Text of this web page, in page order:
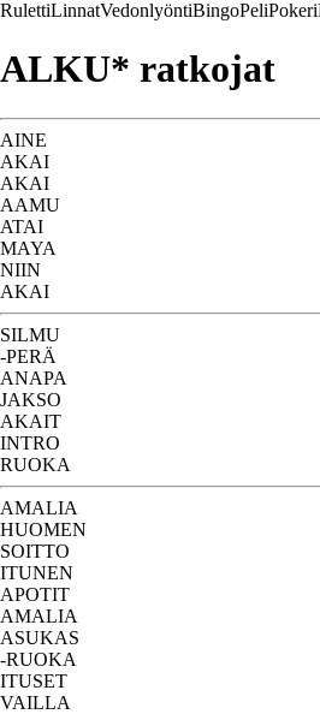
RulettiLinnatVedonlyöntiBingoPeliPokeri
ALKU* ratkojat
AINE
AKAI
AKAI
AAMU
ATAI
MAYA
NIIN
AKAI
SILMU
-PERÄ
ANAPA
JAKSO
AKAIT
INTRO
RUOKA
AMALIA
HUOMEN
SOITTO
ITUNEN
APOTIT
AMALIA
ASUKAS
-RUOKA
ITUSET
VAILLA